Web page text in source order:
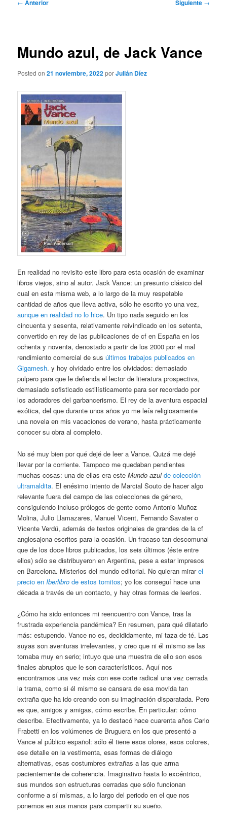
← Anterior Siguiente →
Mundo azul, de Jack Vance
Posted on21 noviembre, 2022porJulián Díez
En realidad no revisito este libro para esta ocasión de examinar
libros viejos, sino al autor. Jack Vance: un presunto clásico del
cual en esta misma web, a lo largo de la muy respetable
cantidad de años que lleva activa, sólo he escrito yo una vez,
aunque en realidad no lo hice. Un tipo nada seguido en los
cincuenta y sesenta, relativamente reivindicado en los setenta,
convertido en rey de las publicaciones de cf en España en los
ochenta y noventa, denostado a partir de los 2000 por el mal
rendimiento comercial de susúltimos trabajos publicados en
Gigamesh. y hoy olvidado entre los olvidados: demasiado
pulpero para que le defienda el lector de literatura prospectiva,
demasiado sofisticado estilísticamente para ser recordado por
los adoradores del garbancerismo. El rey de la aventura espacial
exótica, del que durante unos años yo me leía religiosamente
una novela en mis vacaciones de verano, hasta prácticamente
conocer su obra al completo.
No sé muy bien por qué dejé de leer a Vance. Quizá me dejé
llevar por la corriente. Tampoco me quedaban pendientes
muchas cosas: una de ellas era esteMundo azulde colección
ultramaldita. El enésimo intento de Marcial Souto de hacer algo
relevante fuera del campo de las colecciones de género,
consiguiendo incluso prólogos de gente como Antonio Muñoz
Molina, Julio Llamazares, Manuel Vicent, Fernando Savater o
Vicente Verdú, además de textos originales de grandes de la cf
anglosajona escritos para la ocasión. Un fracaso tan descomunal
que de los doce libros publicados, los seis últimos (éste entre
ellos) sólo se distribuyeron en Argentina, pese a estar impresos
en Barcelona. Misterios del mundo editorial. No quieran mirarel
precio en Iberlibro de estos tomitos; yo los conseguí hace una
década a través de un contacto, y hay otras formas de leerlos.
¿Cómo ha sido entonces mi reencuentro con Vance, tras la
frustrada experiencia pandémica? En resumen, para qué dilatarlo
más: estupendo. Vance no es, decididamente, mi taza de té. Las
suyas son aventuras irrelevantes, y creo que ni él mismo se las
tomaba muy en serio; intuyo que una muestra de ello son esos
finales abruptos que le son característicos. Aquí nos
encontramos una vez más con ese corte radical una vez cerrada
la trama, como si él mismo se cansara de esa movida tan
extraña que ha ido creando con su imaginación disparatada. Pero
es que, amigos y amigas, cómo escribe. En particular: cómo
describe. Efectivamente, ya lo destacó hace cuarenta años Carlo
Frabetti en los volúmenes de Bruguera en los que presentó a
Vance al público español: sólo él tiene esos olores, esos colores,
ese detalle en la vestimenta, esas formas de diálogo
alternativas, esas costumbres extrañas a las que arma
pacientemente de coherencia. Imaginativo hasta lo excéntrico,
sus mundos son estructuras cerradas que sólo funcionan
conforme a sí mismas, a lo largo del periodo en el que nos
ponemos en sus manos para compartir su sueño.